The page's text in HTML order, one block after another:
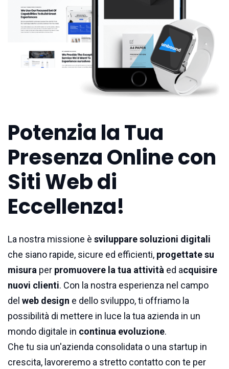
Potenzia la Tua
Presenza Online con
Siti Web di
Eccellenza!
La nostra missione è sviluppare soluzioni digitali
che siano rapide, sicure ed efficienti, progettate su
misura per promuovere la tua attività ed acquisire
nuovi clienti. Con la nostra esperienza nel campo
del web design e dello sviluppo, ti offriamo la
possibilità di mettere in luce la tua azienda in un
mondo digitale in continua evoluzione.
Che tu sia un'azienda consolidata o una startup in
crescita, lavoreremo a stretto contatto con te per